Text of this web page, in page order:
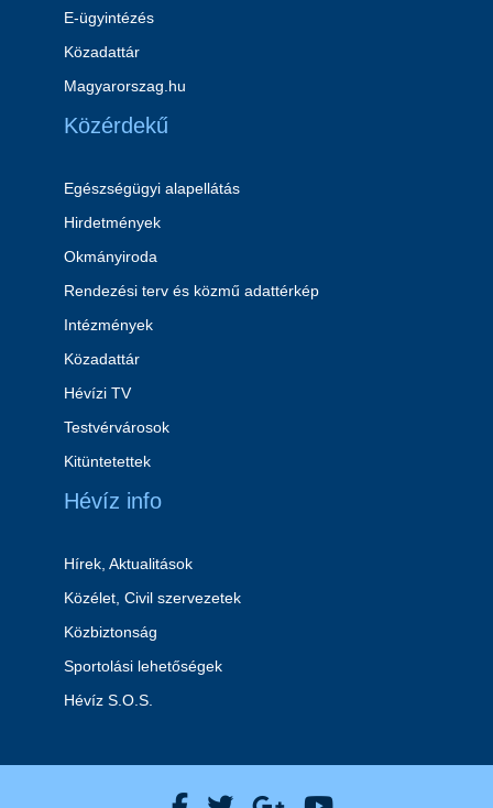
E-ügyintézés
Közadattár
Magyarorszag.hu
Közérdekű
Egészségügyi alapellátás
Hirdetmények
Okmányiroda
Rendezési terv és közmű adattérkép
Intézmények
Közadattár
Hévízi TV
Testvérvárosok
Kitüntetettek
Hévíz info
Hírek, Aktualitások
Közélet, Civil szervezetek
Közbiztonság
Sportolási lehetőségek
Hévíz S.O.S.